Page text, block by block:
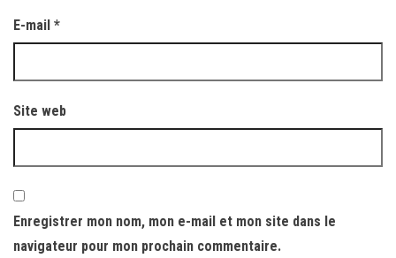
E-mail *
Site web
Enregistrer mon nom, mon e-mail et mon site dans le
navigateur pour mon prochain commentaire.